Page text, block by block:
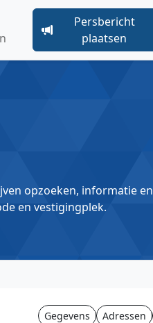
Persbericht
plaatsen
opzoeken, informatie en
en vestigingplek.
Gegevens Adressen